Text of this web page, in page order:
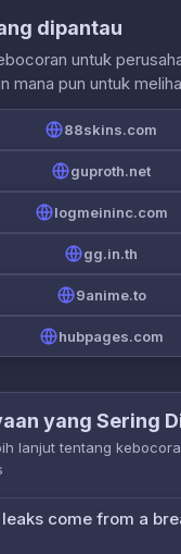
dipantau
untuk
mana pun untuk
88skins.com
guproth.net
logmeininc.com
gg.in.th
9anime.to
hubpages.com
yang Sering
lanjut tentang
come from a